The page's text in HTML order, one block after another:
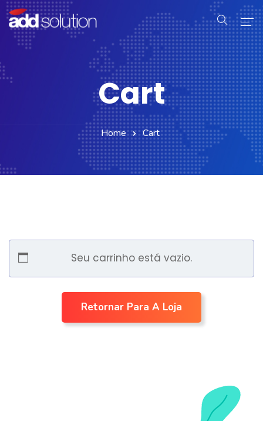
Sobre Nós
Cart
Home Cart
Seu carrinho está vazio.
Retornar Para A Loja